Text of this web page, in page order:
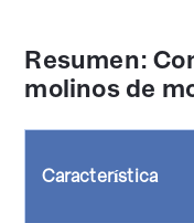
Resumen:
molinos de
Característica